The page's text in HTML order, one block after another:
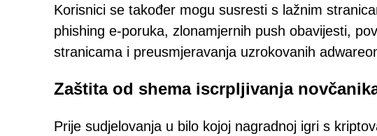
Korisnici se također mogu susresti s lažnim
phishing e-poruka, zlonamjernih push obavijesti,
stranicama i preusmjeravanja uzrokovanih
Zaštita od shema iscrpljivanja
Prije sudjelovanja u bilo kojoj nagradnoj igri s